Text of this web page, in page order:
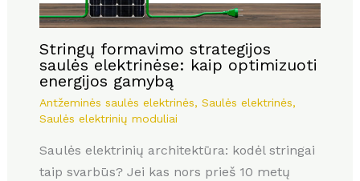
Stringų formavimo strategijos
saulės elektrinėse: kaip optimizuoti
energijos gamybą
Antžeminės saulės elektrinės, Saulės elektrinės,
Saulės elektrinių moduliai
Saulės elektrinių architektūra: kodėl stringai
taip svarbūs? Jei kas nors prieš 10 metų